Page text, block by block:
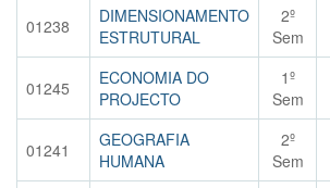
01238
DIMENSIONAMENTO
ESTRUTURAL
2º
Sem
01245
ECONOMIA DO
PROJECTO
1º
Sem
01241
GEOGRAFIA
HUMANA
2º
Sem